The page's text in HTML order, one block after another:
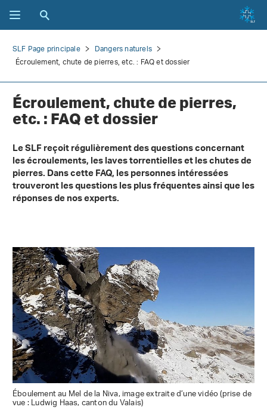
SLF Page principale
Dangers naturels
Écroulement, chute de pierres, etc. : FAQ et dossier
Écroulement, chute de pierres,
etc. : FAQ et dossier
Le SLF reçoit régulièrement des questions concernant
les écroulements, les laves torrentielles et les chutes de
pierres. Dans cette FAQ, les personnes intéressées
trouveront les questions les plus fréquentes ainsi que les
réponses de nos experts.
Éboulement au Mel de la Niva, image extraite d’une vidéo (prise de
vue : Ludwig Haas, canton du Valais)